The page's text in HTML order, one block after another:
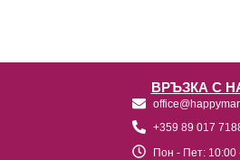
ВРЪЗКА С
+359 89 017
Пон - Пет: 10:00